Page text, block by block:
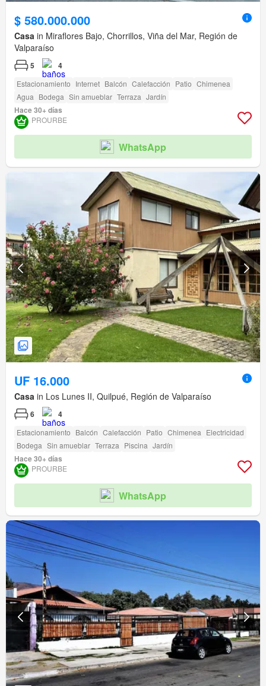
$ 580.000.000
Casa in Miraflores Bajo, Chorrillos, Viña del Mar, Región de
Valparaíso
5 4
Estacionamiento Internet Balcón Calefacción Patio Chimenea
Agua Bodega Sin amueblar Terraza Jardín
Hace 30+ días
PROURBE
WhatsApp
UF 16.000
Casa in Los Lunes II, Quilpué, Región de Valparaíso
6 4
Estacionamiento Balcón Calefacción Patio Chimenea Electricidad
Bodega Sin amueblar Terraza Piscina Jardín
Hace 30+ días
PROURBE
WhatsApp